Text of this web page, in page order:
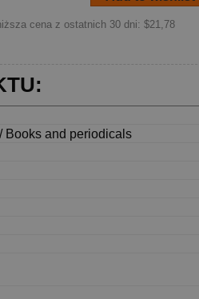
cena z ostatnich 30 dni: $21,78
Books and periodicals